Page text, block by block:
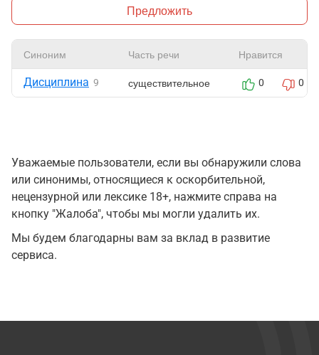
Предложить
Синоним Часть речи Нравится
Дисциплина 9 существительное 0 0
Уважаемые пользователи, если вы обнаружили слова
или синонимы, относящиеся к оскорбительной,
нецензурной или лексике 18+, нажмите справа на
кнопку "Жалоба", чтобы мы могли удалить их.
Мы будем благодарны вам за вклад в развитие
сервиса.